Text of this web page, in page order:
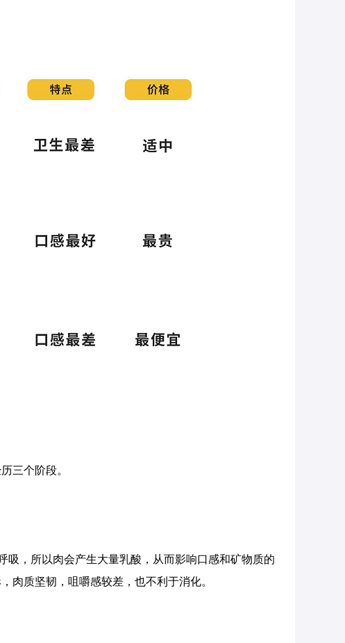
三个阶段。
吸，所以肉会产生大量乳酸，从而影响口感和矿物质的
肉质坚韧，咀嚼感较差，也不利于消化。